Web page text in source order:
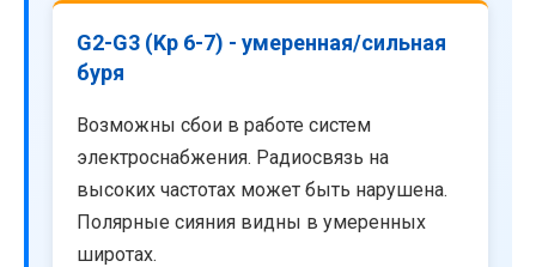
G2-G3 (Kp 6-7) - умеренная/сильная
буря
Возможны сбои в работе систем
электроснабжения. Радиосвязь на
высоких частотах может быть нарушена.
Полярные сияния видны в умеренных
широтах.